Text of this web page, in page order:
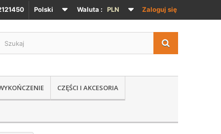
Zaloguj się
Waluta : PLN
Polski
CZĘŚCI I AKCESORIA